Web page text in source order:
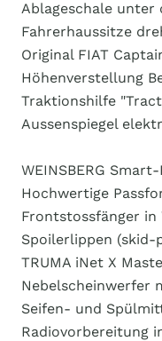
Ablageschale unter
Fahrerhaussitze
Original FIAT
Höhenverstellung
Traktionshilfe
Aussenspiegel
WEINSBERG
Hochwertige
Frontstossfänger in
Spoilerlippen (skid-
TRUMA iNet X
Nebelscheinwerfer
Seifen- und
Radiovorbereitung